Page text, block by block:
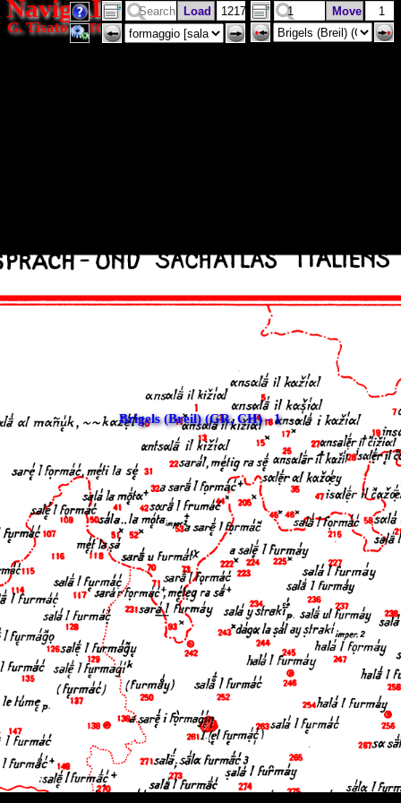
Brigels (Breil) (GR, CH) - 1
NavigAIS
G. Tisato(ISTC)